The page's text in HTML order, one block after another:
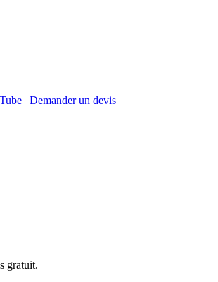
Demander un devis
gratuit.